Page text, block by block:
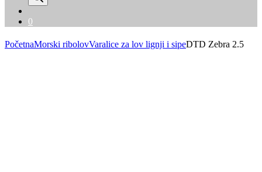
0
PočetnaMorski ribolovVaralice za lov lignji i sipeDTD Zebra 2.5